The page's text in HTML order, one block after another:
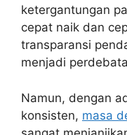
ketergantungan
cepat naik dan
transparansi
menjadi
Namun, dengan
konsisten, masa